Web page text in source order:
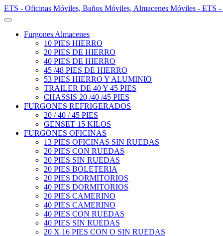
ETS - Oficinas Móviles, Baños Móviles, Almacenes Móviles - ETS
Furgones Almacenes
10 PIES HIERRO
20 PIES DE HIERRO
40 PIES DE HIERRO
45 /48 PIES DE HIERRO
53 PIES HIERRO Y ALUMINIO
TRAILER DE 40 Y 45 PIES
CHASSIS 20 /40 /45 PIES
FURGONES REFRIGERADOS
20 / 40 / 45 PIES
GENSET 15 KILOS
FURGONES OFICINAS
13 PIES OFICINAS SIN RUEDAS
20 PIES CON RUEDAS
20 PIES SIN RUEDAS
20 PIES BOLETERIA
20 PIES DORMITORIOS
40 PIES DORMITORIOS
20 PIES CAMERINO
40 PIES CAMERINO
40 PIES CON RUEDAS
40 PIES SIN RUEDAS
20 X 16 PIES CON O SIN RUEDAS